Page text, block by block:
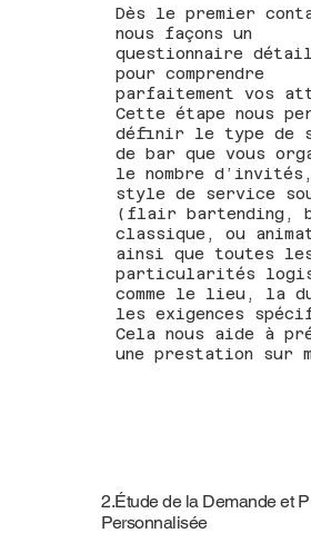
Dès le premier
nous façons un
questionnaire
pour comprendre
parfaitement vos
Cette étape nous
définir le type de
de bar que vous
le nombre
style de service
(flair bartending,
classique, ou
ainsi que toutes
particularités
comme le lieu, la
les exigences
Cela nous aide à
une prestation sur
2.Étude de la Demande et
Personnalisée